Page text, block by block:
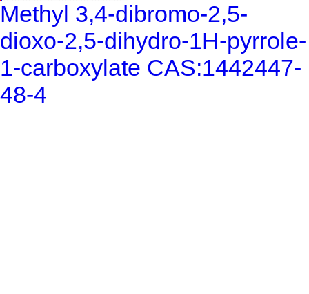
Methyl 3,4-dibromo-2,5-
dioxo-2,5-dihydro-1H-pyrrole-
1-carboxylate CAS:1442447-
48-4